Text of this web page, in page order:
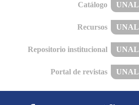
Catálogo UNAL
Recursos UNAL
Repositorio institucional UNAL
Portal de revistas UNAL